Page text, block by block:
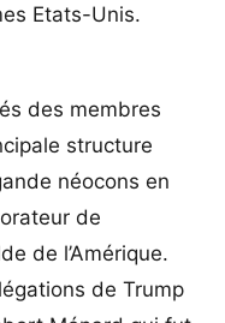
Etats-Unis.
des membres
structure
néocons en
de
de l’Amérique.
de Trump